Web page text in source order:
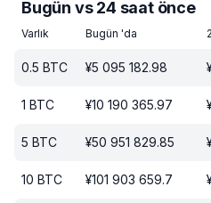
Bugün vs 24 saat önce
Varlık Bugün 'da
0.5 BTC ¥5 095 182.98
1 BTC ¥10 190 365.97
5 BTC ¥50 951 829.85
10 BTC ¥101 903 659.7